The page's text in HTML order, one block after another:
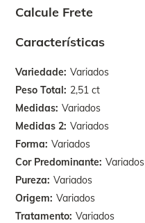
Características
Variedade Variados
Peso Total 2,51 ct
Medidas Variados
Medidas 2 Variados
Forma Variados
Cor Predominante Variados
Pureza Variados
Origem Variados
Tratamento Variados
Calcule Frete